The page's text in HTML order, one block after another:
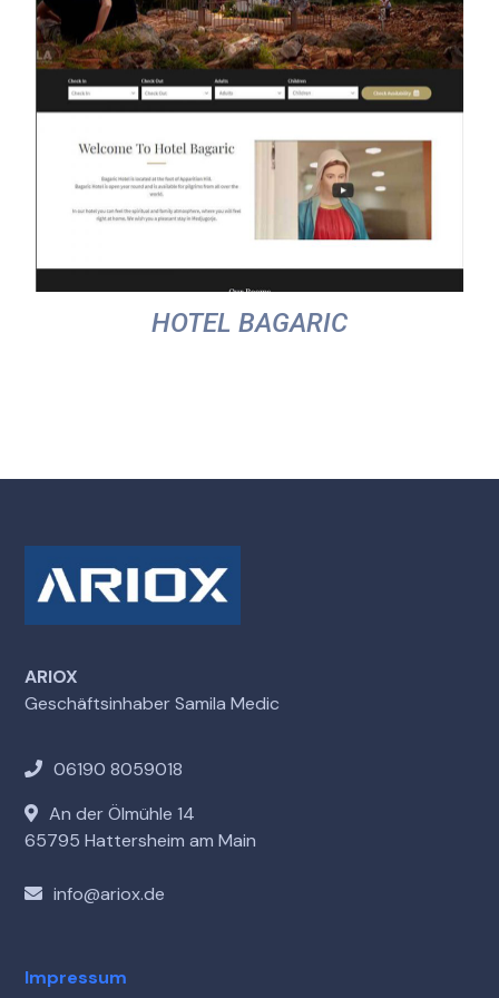
HOTEL BAGARIC
ARIOX
Geschäftsinhaber Samila Medic
06190 8059018
An der Ölmühle 14
65795 Hattersheim am Main
info@ariox.de
Impressum